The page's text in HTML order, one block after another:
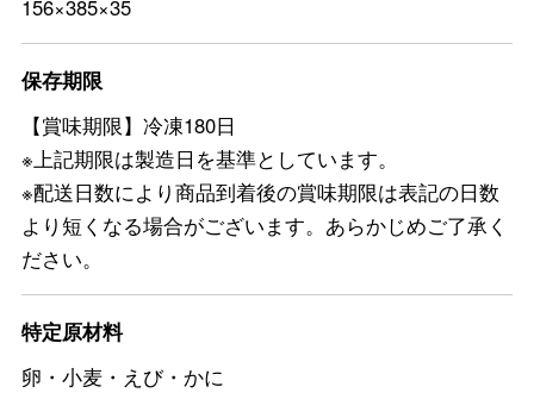
156×385×35
保存期限
【賞味期限】冷凍180日
※上記期限は製造日を基準としています。
※配送日数により商品到着後の賞味期限は表記の日数
より短くなる場合がございます。あらかじめご了承く
ださい。
特定原材料
卵・小麦・えび・かに